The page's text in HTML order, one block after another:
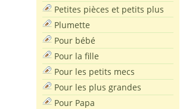
Petites pièces et petits plus
Plumette
Pour bébé
Pour la fille
Pour les petits mecs
Pour les plus grandes
Pour Papa